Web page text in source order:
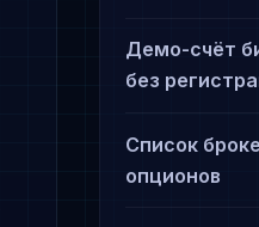
Демо-счёт
без
Список
опционов